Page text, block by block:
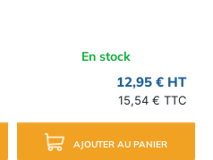
En stock
12,95 € HT
15,54 € TTC
AJOUTER AU PANIER